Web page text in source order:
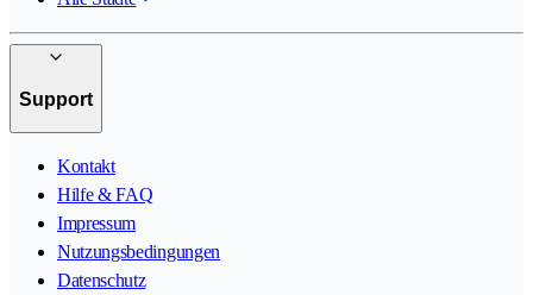
Support
Kontakt
Hilfe & FAQ
Impressum
Nutzungsbedingungen
Datenschutz